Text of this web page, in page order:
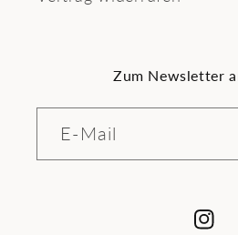
Zum Newsletter
E-Mail